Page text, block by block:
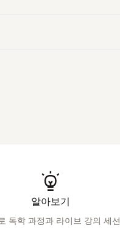
알아보기
독학 과정과 라이브 강의 세션